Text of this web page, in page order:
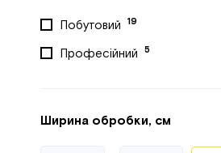
Ikra Mogatec
Iron Angel
LIDER
Побутовий 19
Професійний 5
Ширина обробки, см